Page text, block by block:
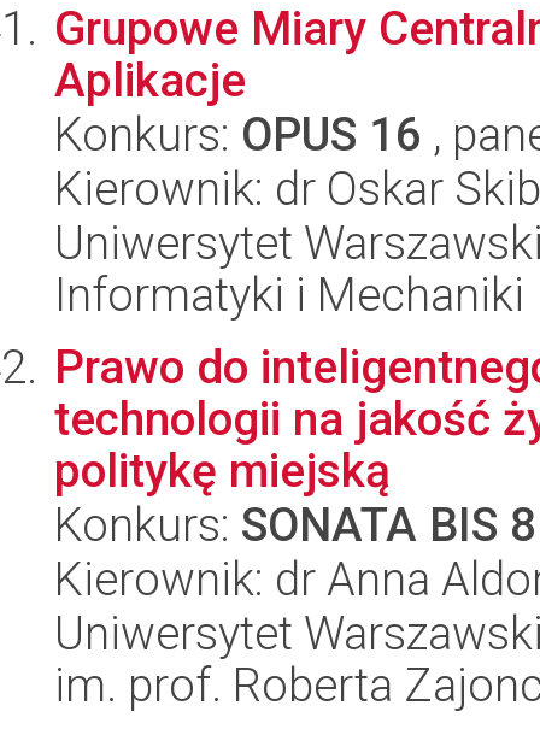
Grupowe Miary
Aplikacje
Konkurs: OPUS 16 ,
Kierownik: dr Oskar
Uniwersytet
Informatyki i Mechaniki
Prawo do
technologii na jakość
politykę miejską
Konkurs: SONATA BIS 8
Kierownik: dr Anna
Uniwersytet
im. prof. Roberta